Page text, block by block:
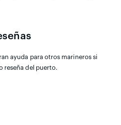
ayuda para otros marineros si
reseña del puerto.